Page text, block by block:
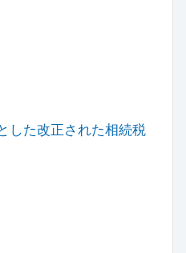
した改正された相続税